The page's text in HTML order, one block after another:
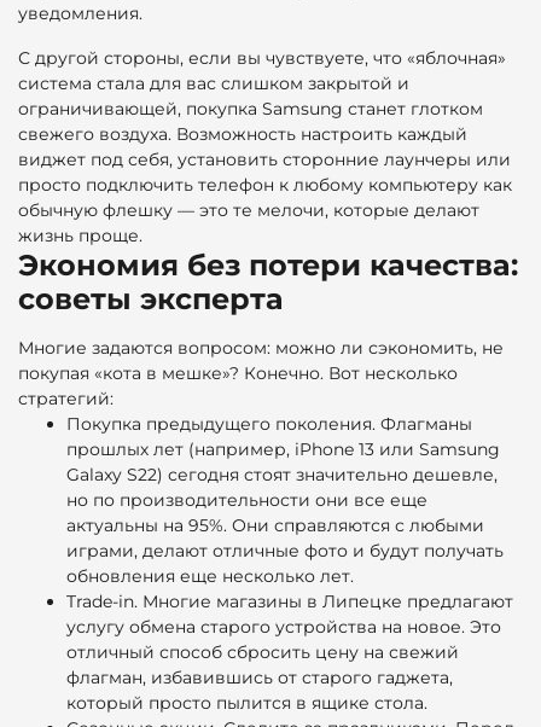
уведомления.
С другой стороны, если вы чувствуете, что «яблочная»
система стала для вас слишком закрытой и
ограничивающей, покупка Samsung станет глотком
свежего воздуха. Возможность настроить каждый
виджет под себя, установить сторонние лаунчеры или
просто подключить телефон к любому компьютеру как
обычную флешку — это те мелочи, которые делают
жизнь проще.
Экономия без потери качества:
советы эксперта
Многие задаются вопросом: можно ли сэкономить, не
покупая «кота в мешке»? Конечно. Вот несколько
стратегий:
Покупка предыдущего поколения. Флагманы
прошлых лет (например, iPhone 13 или Samsung
Galaxy S22) сегодня стоят значительно дешевле,
но по производительности они все еще
актуальны на 95%. Они справляются с любыми
играми, делают отличные фото и будут получать
обновления еще несколько лет.
Trade-in. Многие магазины в Липецке предлагают
услугу обмена старого устройства на новое. Это
отличный способ сбросить цену на свежий
флагман, избавившись от старого гаджета,
который просто пылится в ящике стола.